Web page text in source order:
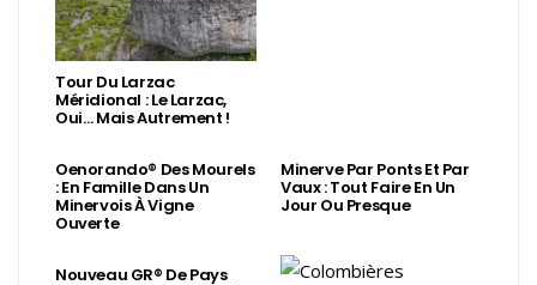
Tour Du Larzac
Méridional : Le Larzac,
Oui… Mais Autrement !
Oenorando® Des Mourels
: En Famille Dans Un
Minervois À Vigne
Ouverte
Minerve Par Ponts Et Par
Vaux : Tout Faire En Un
Jour Ou Presque
Nouveau GR® De Pays